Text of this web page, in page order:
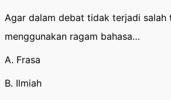
Agar dalam debat tidak terjadi salah
menggunakan ragam bahasa…
A. Frasa
B. Ilmiah